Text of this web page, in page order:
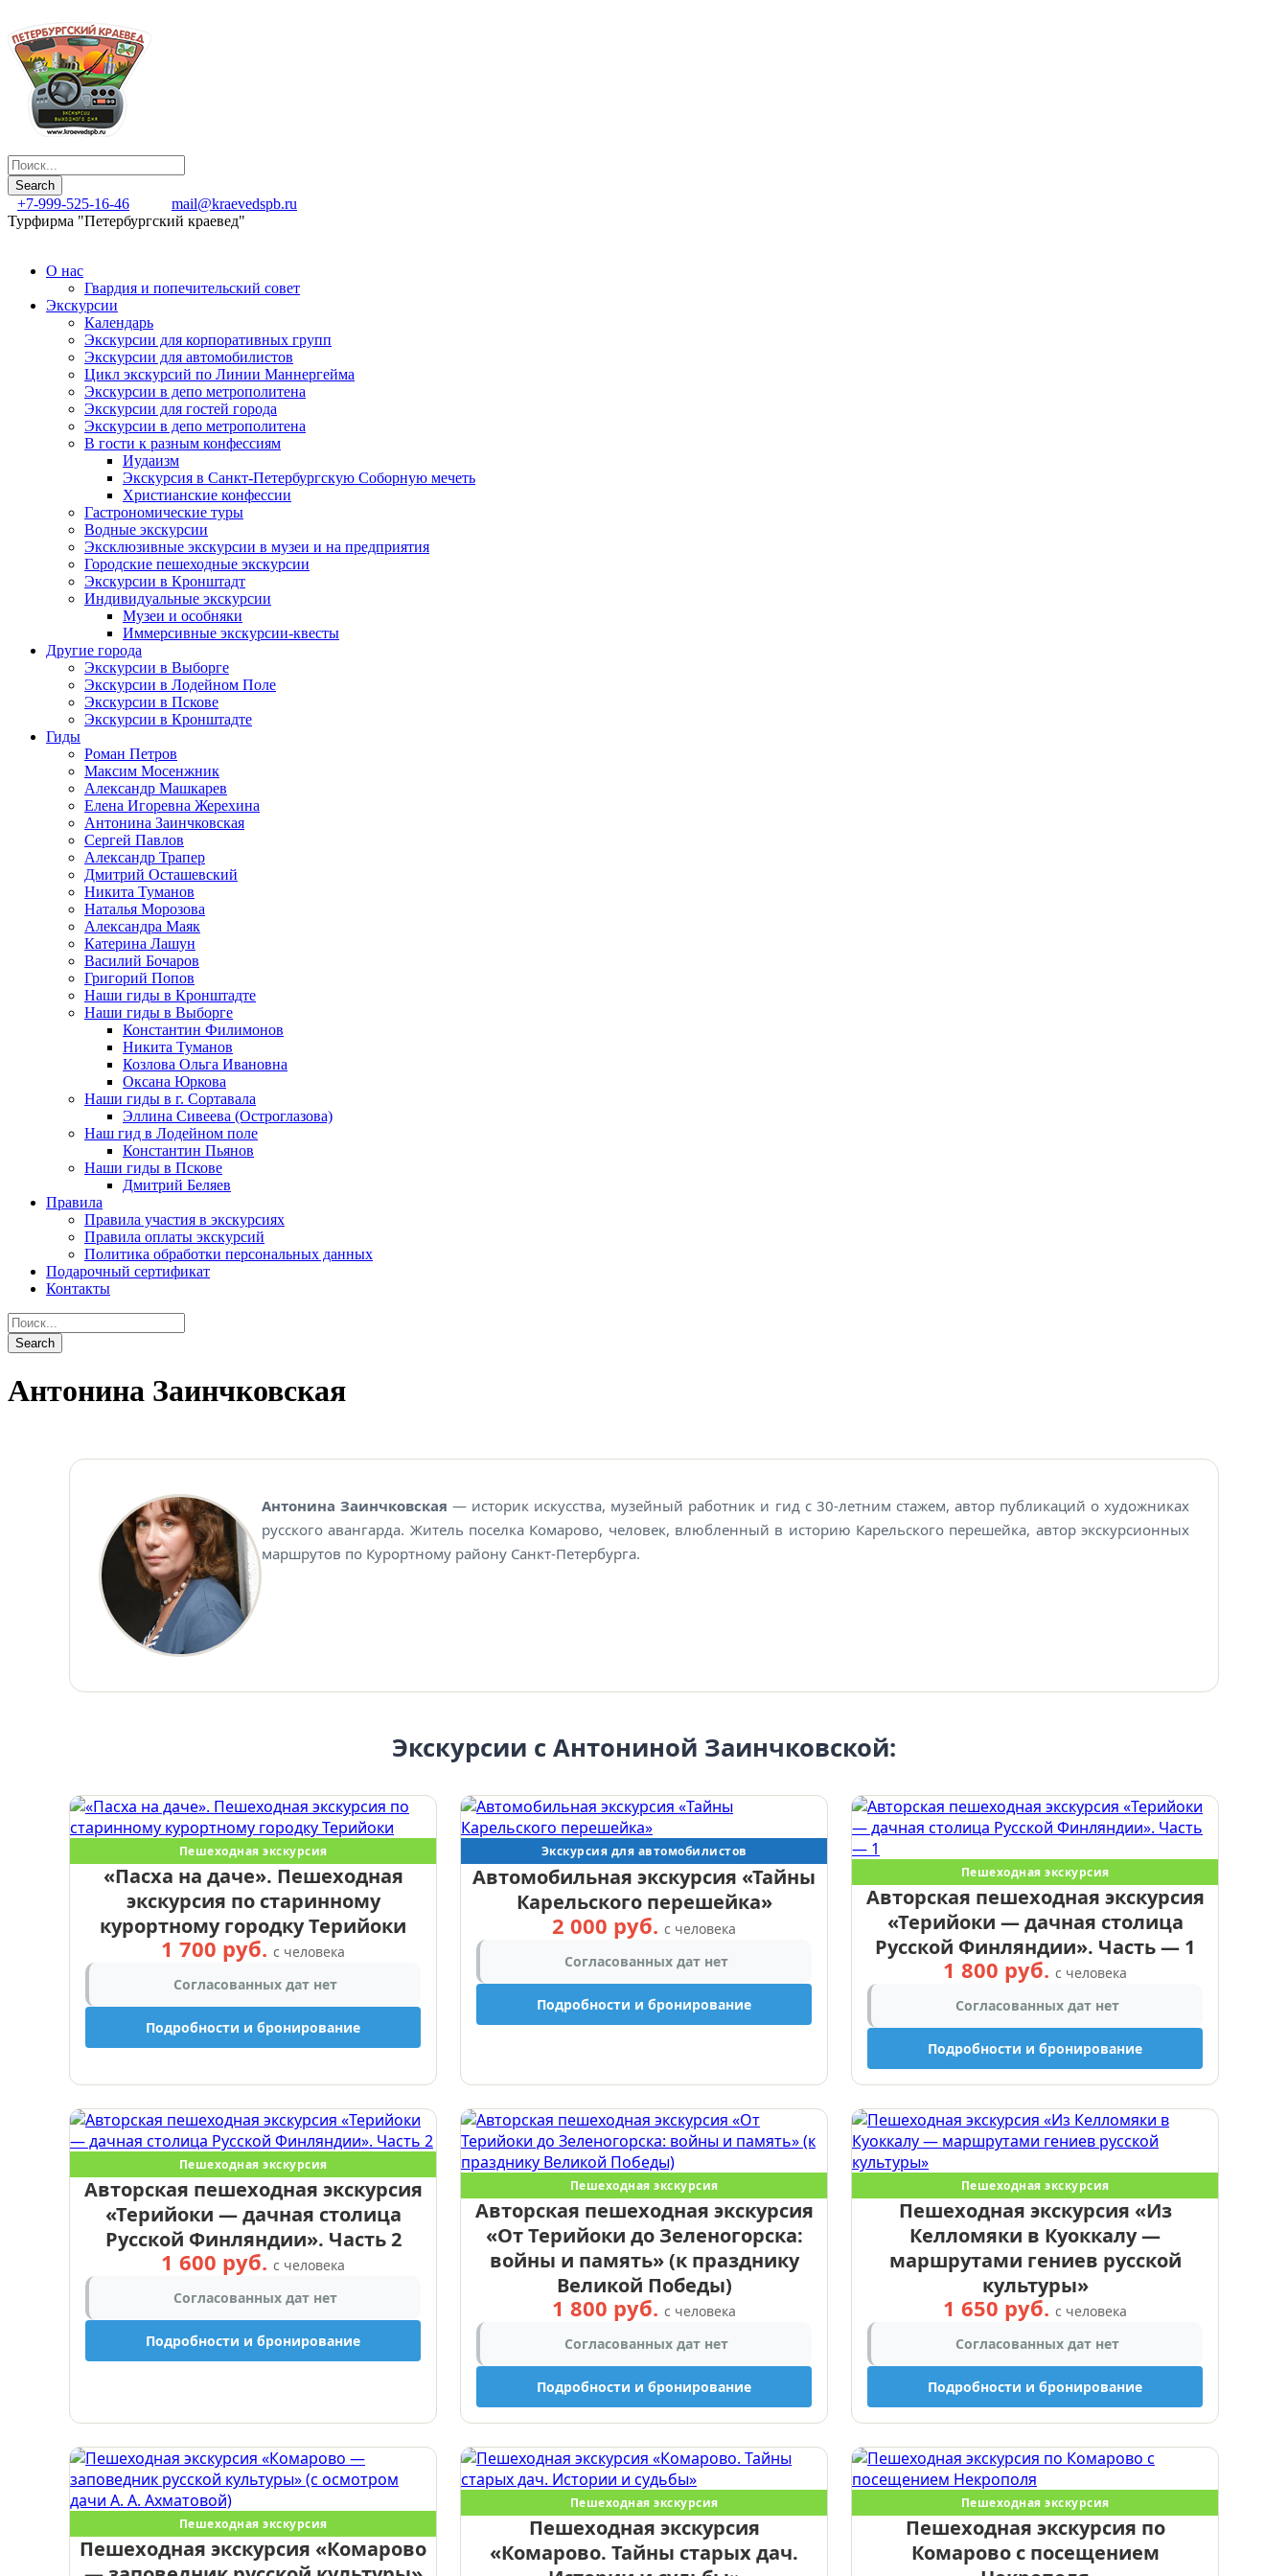
+7-999-525-16-46
mail@kraevedspb.ru
Турфирма "Петербургский краевед"
О нас
Гвардия и попечительский совет
Экскурсии
Календарь
Экскурсии для корпоративных групп
Экскурсии для автомобилистов
Цикл экскурсий по Линии Маннергейма
Экскурсии в депо метрополитена
Экскурсии для гостей города
Экскурсии в депо метрополитена
В гости к разным конфессиям
Иудаизм
Экскурсия в Санкт-Петербургскую Соборную мечеть
Христианские конфессии
Гастрономические туры
Водные экскурсии
Эксклюзивные экскурсии в музеи и на предприятия
Городские пешеходные экскурсии
Экскурсии в Кронштадт
Индивидуальные экскурсии
Музеи и особняки
Иммерсивные экскурсии-квесты
Другие города
Экскурсии в Выборге
Экскурсии в Лодейном Поле
Экскурсии в Пскове
Экскурсии в Кронштадте
Гиды
Роман Петров
Максим Мосенжник
Александр Машкарев
Елена Игоревна Жерехина
Антонина Заинчковская
Сергей Павлов
Александр Трапер
Дмитрий Осташевский
Никита Туманов
Наталья Морозова
Александра Маяк
Катерина Лашун
Василий Бочаров
Григорий Попов
Наши гиды в Кронштадте
Наши гиды в Выборге
Константин Филимонов
Никита Туманов
Козлова Ольга Ивановна
Оксана Юркова
Наши гиды в г. Сортавала
Эллина Сивеева (Остроглазова)
Наш гид в Лодейном поле
Константин Пьянов
Наши гиды в Пскове
Дмитрий Беляев
Правила
Правила участия в экскурсиях
Правила оплаты экскурсий
Политика обработки персональных данных
Подарочный сертификат
Контакты
Антонина Заинчковская
Антонина Заинчковская
Антонина Заинчковская — историк искусства, музейный работник и гид с 30-летним стажем, автор публикаций о художниках
русского авангарда. Житель поселка Комарово, человек, влюбленный в историю Карельского перешейка, автор экскурсионных
маршрутов по Курортному району Санкт-Петербурга.
Экскурсии с Антониной Заинчковской:
Пешеходная экскурсия
«Пасха на даче». Пешеходная
экскурсия по старинному
курортному городку Терийоки
1 700 руб. с человека
Согласованных дат нет
Подробности и бронирование
Экскурсия для автомобилистов
Автомобильная экскурсия «Тайны
Карельского перешейка»
2 000 руб. с человека
Согласованных дат нет
Подробности и бронирование
Пешеходная экскурсия
Авторская пешеходная экскурсия
«Терийоки — дачная столица
Русской Финляндии». Часть — 1
1 800 руб. с человека
Согласованных дат нет
Подробности и бронирование
Пешеходная экскурсия
Авторская пешеходная экскурсия
«Терийоки — дачная столица
Русской Финляндии». Часть 2
1 600 руб. с человека
Согласованных дат нет
Подробности и бронирование
Пешеходная экскурсия
Авторская пешеходная экскурсия
«От Терийоки до Зеленогорска:
войны и память» (к празднику
Великой Победы)
1 800 руб. с человека
Согласованных дат нет
Подробности и бронирование
Пешеходная экскурсия
Пешеходная экскурсия «Из
Келломяки в Куоккалу —
маршрутами гениев русской
культуры»
1 650 руб. с человека
Согласованных дат нет
Подробности и бронирование
Пешеходная экскурсия
Пешеходная экскурсия «Комарово
Пешеходная экскурсия
Пешеходная экскурсия
«Комарово. Тайны старых дач.
Пешеходная экскурсия
Пешеходная экскурсия по
Комарово с посещением